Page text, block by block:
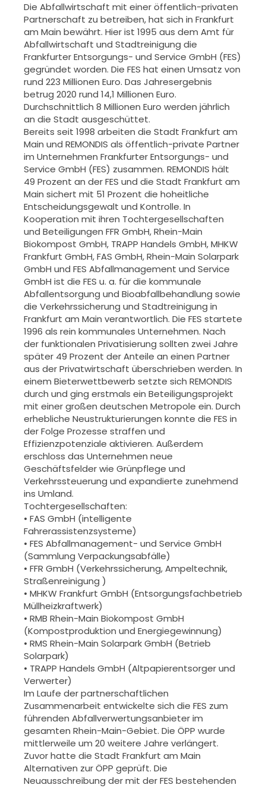
Die Abfallwirtschaft mit einer öffentlich-privaten
Partnerschaft zu betreiben, hat sich in Frankfurt
am Main bewährt. Hier ist 1995 aus dem Amt für
Abfallwirtschaft und Stadtreinigung die
Frankfurter Entsorgungs- und Service GmbH (FES)
gegründet worden. Die FES hat einen Umsatz von
rund 223 Millionen Euro. Das Jahresergebnis
betrug 2020 rund 14,1 Millionen Euro.
Durchschnittlich 8 Millionen Euro werden jährlich
an die Stadt ausgeschüttet.
Bereits seit 1998 arbeiten die Stadt Frankfurt am
Main und REMONDIS als öffentlich-private Partner
im Unternehmen Frankfurter Entsorgungs- und
Service GmbH (FES) zusammen. REMONDIS hält
49 Prozent an der FES und die Stadt Frankfurt am
Main sichert mit 51 Prozent die hoheitliche
Entscheidungsgewalt und Kontrolle. In
Kooperation mit ihren Tochtergesellschaften
und Beteiligungen FFR GmbH, Rhein-Main
Biokompost GmbH, TRAPP Handels GmbH, MHKW
Frankfurt GmbH, FAS GmbH, Rhein-Main Solarpark
GmbH und FES Abfallmanagement und Service
GmbH ist die FES u. a. für die kommunale
Abfallentsorgung und Bioabfallbehandlung sowie
die Verkehrssicherung und Stadtreinigung in
Frankfurt am Main verantwortlich. Die FES startete
1996 als rein kommunales Unternehmen. Nach
der funktionalen Privatisierung sollten zwei Jahre
später 49 Prozent der Anteile an einen Partner
aus der Privatwirtschaft überschrieben werden. In
einem Bieterwettbewerb setzte sich REMONDIS
durch und ging erstmals ein Beteiligungsprojekt
mit einer großen deutschen Metropole ein. Durch
erhebliche Neustrukturierungen konnte die FES in
der Folge Prozesse straffen und
Effizienzpotenziale aktivieren. Außerdem
erschloss das Unternehmen neue
Geschäftsfelder wie Grünpflege und
Verkehrssteuerung und expandierte zunehmend
ins Umland.
Tochtergesellschaften:
• FAS GmbH (intelligente
Fahrerassistenzsysteme)
• FES Abfallmanagement- und Service GmbH
(Sammlung Verpackungsabfälle)
• FFR GmbH (Verkehrssicherung, Ampeltechnik,
Straßenreinigung )
• MHKW Frankfurt GmbH (Entsorgungsfachbetrieb
Müllheizkraftwerk)
• RMB Rhein-Main Biokompost GmbH
(Kompostproduktion und Energiegewinnung)
• RMS Rhein-Main Solarpark GmbH (Betrieb
Solarpark)
• TRAPP Handels GmbH (Altpapierentsorger und
Verwerter)
Im Laufe der partnerschaftlichen
Zusammenarbeit entwickelte sich die FES zum
führenden Abfallverwertungsanbieter im
gesamten Rhein-Main-Gebiet. Die ÖPP wurde
mittlerweile um 20 weitere Jahre verlängert.
Zuvor hatte die Stadt Frankfurt am Main
Alternativen zur ÖPP geprüft. Die
Neuausschreibung der mit der FES bestehenden